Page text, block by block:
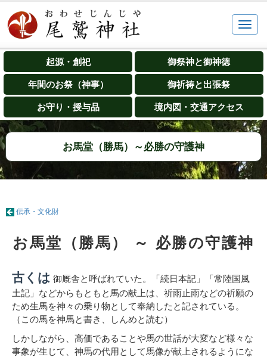
起源・創祀 御祭神と御神徳
年間のお祭（神事） 御祈祷と出張祭
お守り・授与品 境内図・交通アクセス
お馬堂（勝馬）～必勝の守護神
伝承・文化財
お馬堂（勝馬） ～ 必勝の守護神
古くは 御厩舎と呼ばれていた。「続日本記」「常陸国風
土記」などからもともと馬の献上は、祈雨止雨などの祈願の
ため生馬を神々の乗り物として奉納したと記されている。
（この馬を神馬と書き、しんめと読む）
しかしながら、高価であることや馬の世話が大変など様々な
事象が生じて、神馬の代用として馬像が献上されるようにな